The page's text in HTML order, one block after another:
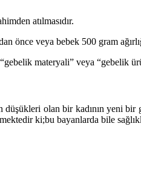
atılmasıdır.
veya bebek 500 gram
materyali” veya “gebelik
olan bir kadının yeni
ki;bu bayanlarda bile